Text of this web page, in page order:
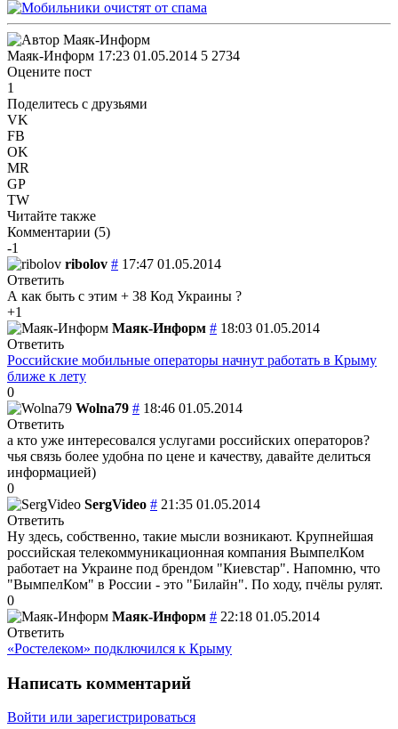
Маяк-Информ 17:23 01.05.2014 5 2734
Оцените пост
1
Поделитесь с друзьями
VK
FB
OK
MR
GP
TW
Читайте также
Комментарии (5)
-1
ribolov # 17:47 01.05.2014
Ответить
А как быть с этим + 38 Код Украины ?
+1
Маяк-Информ # 18:03 01.05.2014
Ответить
Российские мобильные операторы начнут работать в Крыму
ближе к лету
0
Wolna79 # 18:46 01.05.2014
Ответить
а кто уже интересовался услугами российских операторов?
чья связь более удобна по цене и качеству, давайте делиться
информацией)
0
SergVideo # 21:35 01.05.2014
Ответить
Ну здесь, собственно, такие мысли возникают. Крупнейшая
российская телекоммуникационная компания ВымпелКом
работает на Украине под брендом "Киевстар". Напомню, что
"ВымпелКом" в России - это "Билайн". По ходу, пчёлы рулят.
0
Маяк-Информ # 22:18 01.05.2014
Ответить
«Ростелеком» подключился к Крыму
Написать комментарий
Войти или зарегистрироваться